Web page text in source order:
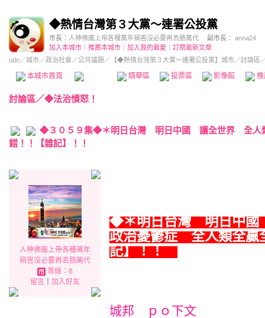
◆熱情台灣第３大黨～連署公投黨
市長： 人神佛魔上帝各種萬年禍害沒必要再丟臉萬代 副市長：
anna24
加入本城市
推薦本城市 加入我的最愛
訂閱最新文章
udn／城市／政治社會 ／公共議題 ／ 【◆熱情台灣第３大黨～連署公投黨】城市／討論區
本城市首頁 精華區 投票區 影像館
討論區／◆法治憤怒！
◆３０５９集◆＊明日台灣 明日中國 讓全世界 全人
錯！！【雜記】！！
人神佛魔上帝各種萬年
禍害沒必要再丟臉萬代
等級：8
留言｜ 加入好友
◆＊明日台灣 明日中
政治憂鬱症 全人類全贏
記】！！
城邦 ｐｏ下文